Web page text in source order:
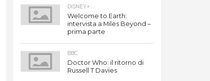
DISNEY+
Welcome to Earth:
intervista a Miles Beyond –
prima parte
BBC
Doctor Who: il ritorno di
Russell T Davies